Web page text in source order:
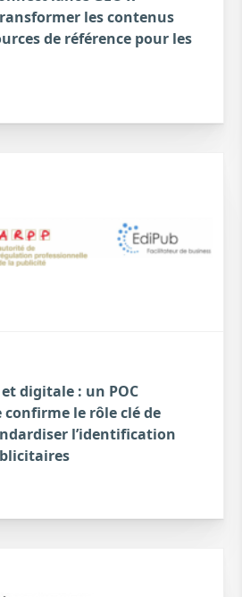
les contenus
de référence pour les
et digitale : un POC
le rôle clé de
l’identification